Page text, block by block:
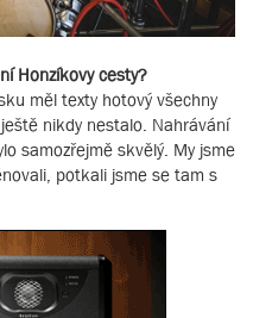
Honzíkovy cesty?
měl texty hotový všechny
nikdy nestalo. Nahrávání
samozřejmě skvělý. My jsme
potkali jsme se tam s